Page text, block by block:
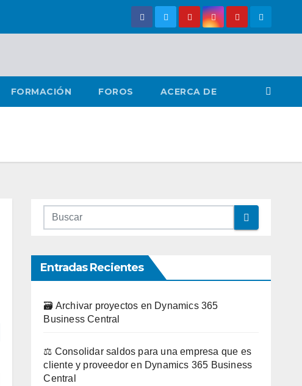
FORMACIÓN FOROS ACERCA DE
Entradas Recientes
🗃️ Archivar proyectos en Dynamics 365
Business Central
⚖️ Consolidar saldos para una empresa que es
cliente y proveedor en Dynamics 365 Business
Central